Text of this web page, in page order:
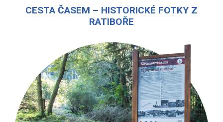
CESTA ČASEM – HISTORICKÉ FOTKY Z
RATIBOŘE